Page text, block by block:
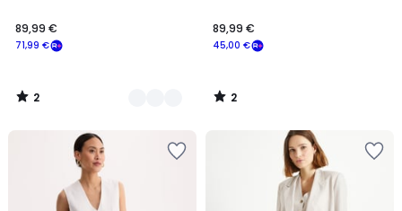
71,99 €
89,99 €
2
/
45,00 €
89,99 €
2
/